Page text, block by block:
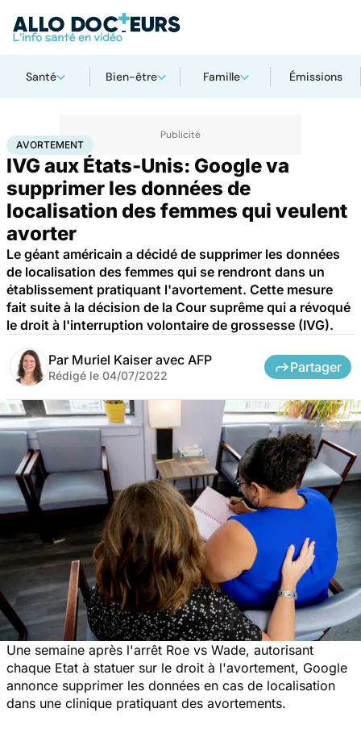
Santé Bien-être Famille Émissions
AccueilFamilleGrossesse Avortement
AVORTEMENT
IVG aux États-Unis: Google va
supprimer les données de
localisation des femmes qui veulent
avorter
Le géant américain a décidé de supprimer les données
de localisation des femmes qui se rendront dans un
établissement pratiquant l'avortement. Cette mesure
fait suite à la décision de la Cour suprême qui a révoqué
le droit à l'interruption volontaire de grossesse (IVG).
Par Muriel Kaiser avec AFP
Rédigé le 04/07/2022
Partager
Une semaine après l'arrêt Roe vs Wade, autorisant
chaque Etat à statuer sur le droit à l'avortement, Google
annonce supprimer les données en cas de localisation
dans une clinique pratiquant des avortements.